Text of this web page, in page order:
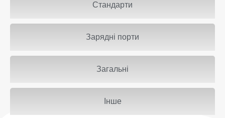
Стандарти
Зарядні порти
Загальні
Інше